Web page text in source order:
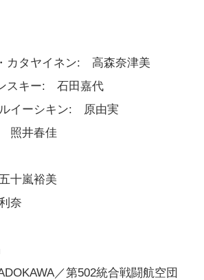
カタヤイネン: 高森奈津美
スキー: 石田嘉代
イーシキン: 原由実
照井春佳
十嵐裕美
奈
／第502統合戦闘航空団